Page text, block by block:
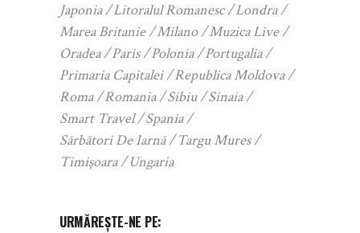
Japonia
Litoralul Romanesc
Londra
Marea Britanie
Milano
Muzica Live
Oradea
Paris Polonia
Portugalia
Primaria Capitalei
Republica Moldova
Roma
Romania Sibiu
Sinaia
Smart Travel
Spania
Sărbători De Iarnă
Targu Mures
Timișoara
Ungaria
URMĂREȘTE-NE PE: